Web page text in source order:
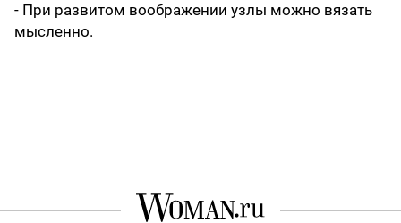
- При развитом воображении узлы можно вязать
мысленно.